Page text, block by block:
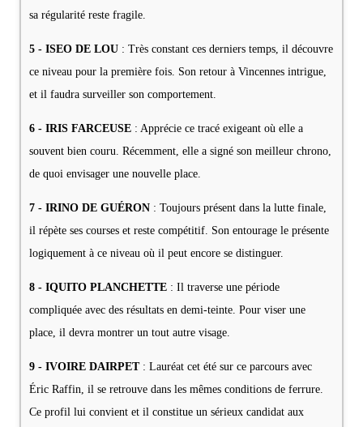
sa régularité reste fragile.
5 - ISEO DE LOU : Très constant ces derniers temps, il découvre
ce niveau pour la première fois. Son retour à Vincennes intrigue,
et il faudra surveiller son comportement.
6 - IRIS FARCEUSE : Apprécie ce tracé exigeant où elle a
souvent bien couru. Récemment, elle a signé son meilleur chrono,
de quoi envisager une nouvelle place.
7 - IRINO DE GUÉRON : Toujours présent dans la lutte finale,
il répète ses courses et reste compétitif. Son entourage le présente
logiquement à ce niveau où il peut encore se distinguer.
8 - IQUITO PLANCHETTE : Il traverse une période
compliquée avec des résultats en demi-teinte. Pour viser une
place, il devra montrer un tout autre visage.
9 - IVOIRE DAIRPET: Lauréat cet été sur ce parcours avec
Éric Raffin, il se retrouve dans les mêmes conditions de ferrure.
Ce profil lui convient et il constitue un sérieux candidat aux